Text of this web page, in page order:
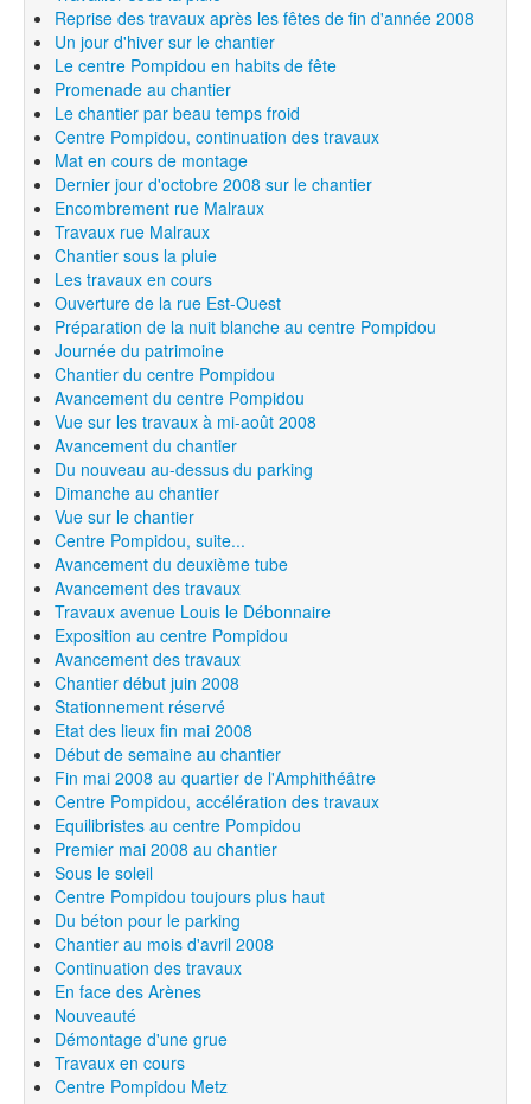
Reprise des travaux après les fêtes de fin d'année 2008
Un jour d'hiver sur le chantier
Le centre Pompidou en habits de fête
Promenade au chantier
Le chantier par beau temps froid
Centre Pompidou, continuation des travaux
Mat en cours de montage
Dernier jour d'octobre 2008 sur le chantier
Encombrement rue Malraux
Travaux rue Malraux
Chantier sous la pluie
Les travaux en cours
Ouverture de la rue Est-Ouest
Préparation de la nuit blanche au centre Pompidou
Journée du patrimoine
Chantier du centre Pompidou
Avancement du centre Pompidou
Vue sur les travaux à mi-août 2008
Avancement du chantier
Du nouveau au-dessus du parking
Dimanche au chantier
Vue sur le chantier
Centre Pompidou, suite...
Avancement du deuxième tube
Avancement des travaux
Travaux avenue Louis le Débonnaire
Exposition au centre Pompidou
Avancement des travaux
Chantier début juin 2008
Stationnement réservé
Etat des lieux fin mai 2008
Début de semaine au chantier
Fin mai 2008 au quartier de l'Amphithéâtre
Centre Pompidou, accélération des travaux
Equilibristes au centre Pompidou
Premier mai 2008 au chantier
Sous le soleil
Centre Pompidou toujours plus haut
Du béton pour le parking
Chantier au mois d'avril 2008
Continuation des travaux
En face des Arènes
Nouveauté
Démontage d'une grue
Travaux en cours
Centre Pompidou Metz